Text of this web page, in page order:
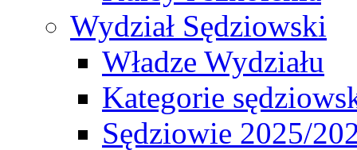
Wydział Sędziowski
Władze Wydziału
Kategorie
Sędziowie 2025/